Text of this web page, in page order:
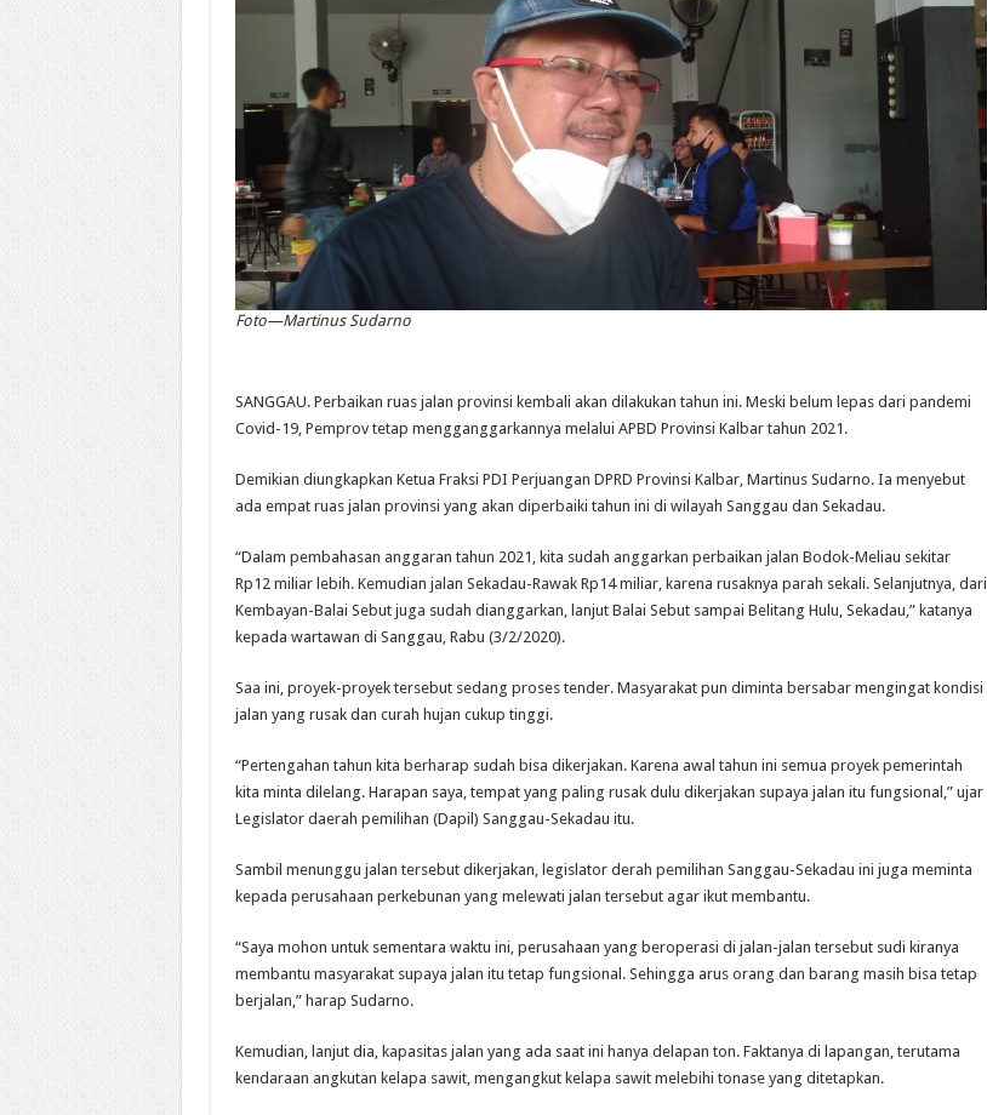
Foto—Martinus Sudarno
SANGGAU. Perbaikan ruas jalan provinsi kembali akan dilakukan tahun ini. Meski belum lepas dari pandemi
Covid-19, Pemprov tetap mengganggarkannya melalui APBD Provinsi Kalbar tahun 2021.
Demikian diungkapkan Ketua Fraksi PDI Perjuangan DPRD Provinsi Kalbar, Martinus Sudarno. Ia menyebut
ada empat ruas jalan provinsi yang akan diperbaiki tahun ini di wilayah Sanggau dan Sekadau.
“Dalam pembahasan anggaran tahun 2021, kita sudah anggarkan perbaikan jalan Bodok-Meliau sekitar
Rp12 miliar lebih. Kemudian jalan Sekadau-Rawak Rp14 miliar, karena rusaknya parah sekali. Selanjutnya, dari
Kembayan-Balai Sebut juga sudah dianggarkan, lanjut Balai Sebut sampai Belitang Hulu, Sekadau,” katanya
kepada wartawan di Sanggau, Rabu (3/2/2020).
Saa ini, proyek-proyek tersebut sedang proses tender. Masyarakat pun diminta bersabar mengingat kondisi
jalan yang rusak dan curah hujan cukup tinggi.
“Pertengahan tahun kita berharap sudah bisa dikerjakan. Karena awal tahun ini semua proyek pemerintah
kita minta dilelang. Harapan saya, tempat yang paling rusak dulu dikerjakan supaya jalan itu fungsional,” ujar
Legislator daerah pemilihan (Dapil) Sanggau-Sekadau itu.
Sambil menunggu jalan tersebut dikerjakan, legislator derah pemilihan Sanggau-Sekadau ini juga meminta
kepada perusahaan perkebunan yang melewati jalan tersebut agar ikut membantu.
“Saya mohon untuk sementara waktu ini, perusahaan yang beroperasi di jalan-jalan tersebut sudi kiranya
membantu masyarakat supaya jalan itu tetap fungsional. Sehingga arus orang dan barang masih bisa tetap
berjalan,” harap Sudarno.
Kemudian, lanjut dia, kapasitas jalan yang ada saat ini hanya delapan ton. Faktanya di lapangan, terutama
kendaraan angkutan kelapa sawit, mengangkut kelapa sawit melebihi tonase yang ditetapkan.